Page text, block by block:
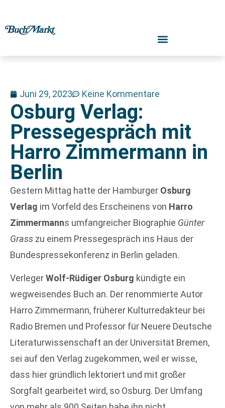
Juni 29, 2023 Keine Kommentare
Osburg Verlag:
Pressegespräch mit
Harro Zimmermann in
Berlin
Gestern Mittag hatte der Hamburger Osburg
Verlag im Vorfeld des Erscheinens von Harro
Zimmermanns umfangreicher Biographie Günter
Grass zu einem Pressegespräch ins Haus der
Bundespressekonferenz in Berlin geladen.
VerlegerWolf-Rüdiger Osburg kündigte ein
wegweisendes Buch an. Der renommierte Autor
Harro Zimmermann, früherer Kulturredakteur bei
Radio Bremen und Professor für Neuere Deutsche
Literaturwissenschaft an der Universität Bremen,
sei auf den Verlag zugekommen, weil er wisse,
dass hier gründlich lektoriert und mit großer
Sorgfalt gearbeitet wird, so Osburg. Der Umfang